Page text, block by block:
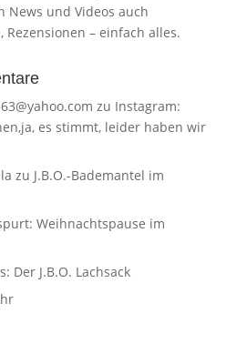
News und Videos auch
Rezensionen – einfach alles.
zu Instagram:
es stimmt, leider haben wir
zu J.B.O.-Bademantel im
Weihnachtspause im
Der J.B.O. Lachsack